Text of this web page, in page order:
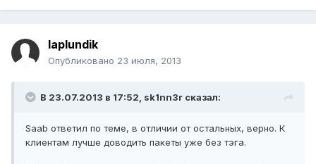
laplundik
Опубликовано 23 июля, 2013
В 23.07.2013 в 17:52, sk1nn3r сказал:
Saab ответил по теме, в отличии от остальных, верно. К
клиентам лучше доводить пакеты уже без тэга.